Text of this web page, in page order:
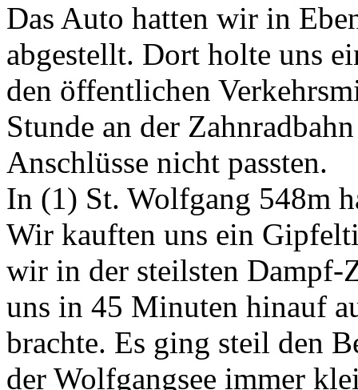
Das Auto hatten wir in
abgestellt. Dort holte uns
den öffentlichen
Stunde an der
Anschlüsse nicht passten.
In (1) St. Wolfgang 548m
Wir kauften uns ein
wir in der steilsten Dampf-
uns in 45 Minuten hinauf
brachte. Es ging steil den
der Wolfgangsee immer